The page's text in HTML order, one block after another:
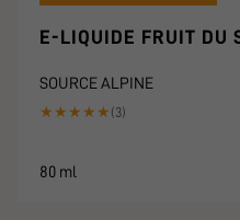
E-LIQUIDE FRUIT DU
SOURCE ALPINE
★ ★ ★ ★ ★ (3)
80 ml